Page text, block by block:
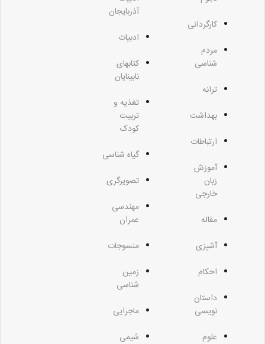
کارگردانی
مردم
شناسی
ترانه
بهداشت
ارتباطات
آموزش
زبان
خارجی
مقاله
آشپزی
احکام
داستان
نویسی
علوم
آذربایجان
ادبیات
کتابهای
نابینایان
تغذیه و
تربیت
کودک
گیاه شناسی
تصویرگری
مهندسی
عمران
منسوجات
زمین
شناسی
ماجرایی
شیمی